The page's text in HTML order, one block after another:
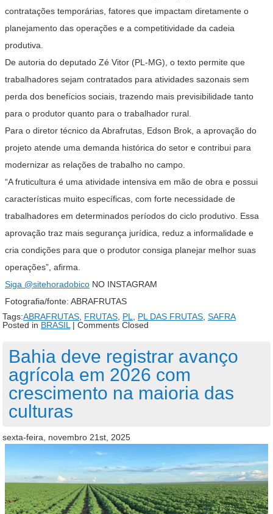
contratações temporárias, fatores que impactam diretamente o
planejamento das operações e a competitividade da cadeia
produtiva.
De autoria do deputado Zé Vitor (PL-MG), o texto permite que
trabalhadores sejam contratados para atividades sazonais sem
perda dos benefícios sociais, trazendo mais previsibilidade tanto
para o produtor quanto para o trabalhador rural.
Para o diretor técnico da Abrafrutas, Edson Brok, a aprovação do
projeto atende uma demanda histórica do setor e contribui para
modernizar as relações de trabalho no campo.
“A fruticultura é uma atividade intensiva em mão de obra e possui
características muito específicas, com forte necessidade de
trabalhadores em determinados períodos do ciclo produtivo. Essa
aprovação traz mais segurança jurídica, reduz a informalidade e
cria condições para que o produtor consiga planejar melhor suas
operações”, afirma.
Siga @sitehoradobico NO INSTAGRAM
Fotografia/fonte: ABRAFRUTAS
Tags:ABRAFRUTAS FRUTAS PL PL DAS FRUTAS SAFRA
Posted in BRASIL | Comments Closed
Bahia deve registrar avanço
agrícola em 2026 com
crescimento na maioria das
culturas
sexta-feira, novembro 21st, 2025